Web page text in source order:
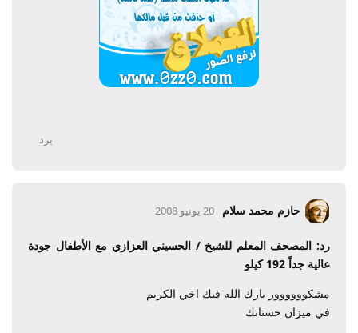
يرد
حازم محمد سلام 20 يونيو 2008
رد: المصحف المعلم للشيخ / الحسيني العزازي مع الأطفال جودة
عالية جداً 192 كيلو
مشكوووووور بارك الله فيك اخي الكريم
في ميزان حسناتك